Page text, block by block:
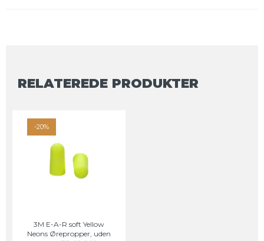
RELATEREDE PRODUKTER
-20%
3M E-A-R soft Yellow
Neons Ørepropper, uden